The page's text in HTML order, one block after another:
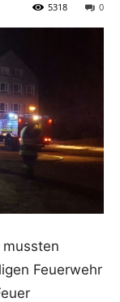
0
5318
mussten
Feuerwehr